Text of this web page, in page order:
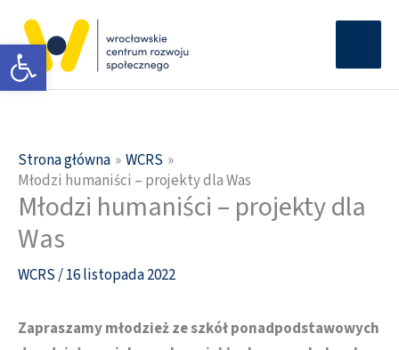
Otwórz pasek narzędzi
treści
Strona główna
WCRS
Młodzi humaniści – projekty dla Was
Młodzi humaniści – projekty dla
Was
WCRS/16 listopada 2022
Zapraszamy młodzież ze szkół ponadpodstawowych